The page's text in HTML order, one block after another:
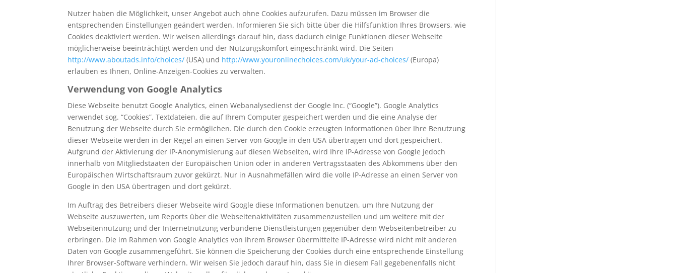
Nutzer haben die Möglichkeit, unser Angebot auch ohne Cookies aufzurufen. Dazu müssen im Browser die
entsprechenden Einstellungen geändert werden. Informieren Sie sich bitte über die Hilfsfunktion Ihres Browsers, wie
Cookies deaktiviert werden. Wir weisen allerdings darauf hin, dass dadurch einige Funktionen dieser Webseite
möglicherweise beeinträchtigt werden und der Nutzungskomfort eingeschränkt wird. Die Seiten
http://www.aboutads.info/choices/ (USA) und http://www.youronlinechoices.com/uk/your-ad-choices/ (Europa)
erlauben es Ihnen, Online-Anzeigen-Cookies zu verwalten.
Verwendung von Google Analytics
Diese Webseite benutzt Google Analytics, einen Webanalysedienst der Google Inc. (“Google”). Google Analytics
verwendet sog. “Cookies”, Textdateien, die auf Ihrem Computer gespeichert werden und die eine Analyse der
Benutzung der Webseite durch Sie ermöglichen. Die durch den Cookie erzeugten Informationen über Ihre Benutzung
dieser Webseite werden in der Regel an einen Server von Google in den USA übertragen und dort gespeichert.
Aufgrund der Aktivierung der IP-Anonymisierung auf diesen Webseiten, wird Ihre IP-Adresse von Google jedoch
innerhalb von Mitgliedstaaten der Europäischen Union oder in anderen Vertragsstaaten des Abkommens über den
Europäischen Wirtschaftsraum zuvor gekürzt. Nur in Ausnahmefällen wird die volle IP-Adresse an einen Server von
Google in den USA übertragen und dort gekürzt.
Im Auftrag des Betreibers dieser Webseite wird Google diese Informationen benutzen, um Ihre Nutzung der
Webseite auszuwerten, um Reports über die Webseitenaktivitäten zusammenzustellen und um weitere mit der
Webseitennutzung und der Internetnutzung verbundene Dienstleistungen gegenüber dem Webseitenbetreiber zu
erbringen. Die im Rahmen von Google Analytics von Ihrem Browser übermittelte IP-Adresse wird nicht mit anderen
Daten von Google zusammengeführt. Sie können die Speicherung der Cookies durch eine entsprechende Einstellung
Ihrer Browser-Software verhindern. Wir weisen Sie jedoch darauf hin, dass Sie in diesem Fall gegebenenfalls nicht